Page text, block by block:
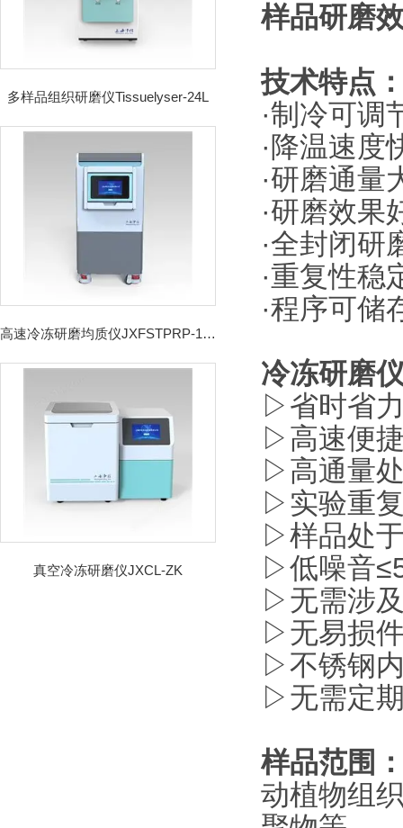
多样品组织研磨仪Tissuelyser-24L
高速冷冻研磨均质仪JXFSTPRP-192CL
真空冷冻研磨仪JXCL-ZK
样品研磨
技术特点
·制冷可调
·降温速度
·研磨通量
·研磨效果
·全封闭研
·重复性稳
·程序可储
冷冻研磨
▷省时省
▷高速便
▷高通量
▷实验重
▷样品处
▷低噪音
▷无需涉
▷无易损
▷不锈钢
▷无需定
样品范围
动植物组